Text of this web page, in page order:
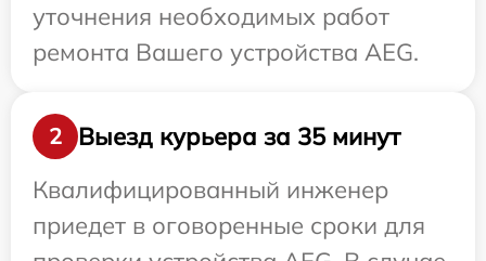
уточнения необходимых работ
ремонта Вашего устройства AEG.
2
Выезд курьера за 35 минут
Квалифицированный инженер
приедет в оговоренные сроки для